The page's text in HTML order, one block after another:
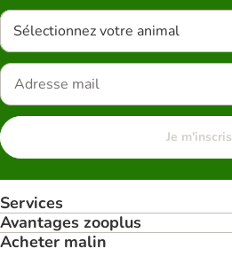
Sélectionnez votre animal
Je m'inscris
Services
Avantages zooplus
Acheter malin